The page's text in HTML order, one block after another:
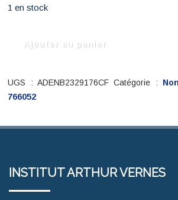
1 en stock
LOUVET
Ajouter au panier
UGS : ADENB2329176CF Catégorie :
766052
INSTITUT ARTHUR VERNES